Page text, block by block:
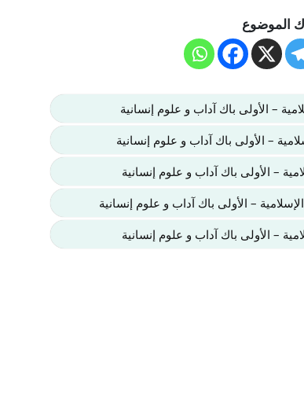
الموضوع
– الأولى باك آداب و علوم إنسانية
– الأولى باك آداب و علوم إنسانية
– الأولى باك آداب و علوم إنسانية
– الأولى باك آداب و علوم إنسانية
– الأولى باك آداب و علوم إنسانية